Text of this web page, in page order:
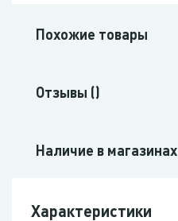
Похожие товары
Отзывы ()
Наличие в магазинах
Характеристики